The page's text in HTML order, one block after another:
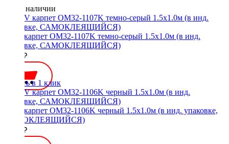
Нет в наличии
ACV карпет OM32-1107K темно-серый 1.5х1.0м (в инд.
упаковке, САМОКЛЕЯЩИЙСЯ)
1300 ₽
Купить в 1 клик
ACV карпет OM32-1106K черный 1.5х1.0м (в инд. упаковке,
САМОКЛЕЯЩИЙСЯ)
1300 ₽